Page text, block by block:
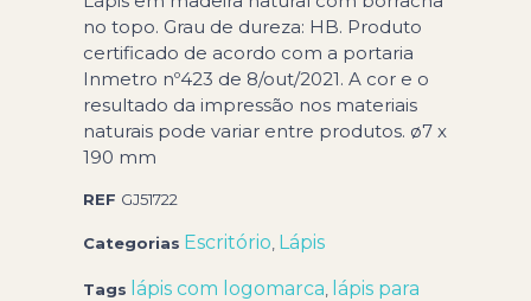
no topo. Grau de dureza: HB. Produto
certificado de acordo com a portaria
Inmetro nº423 de 8/out/2021. A cor e o
resultado da impressão nos materiais
naturais pode variar entre produtos. ø7 x
190 mm
REF GJ51722
Categorias Escritório Lápis
Tags lápis com logomarca
lápis para